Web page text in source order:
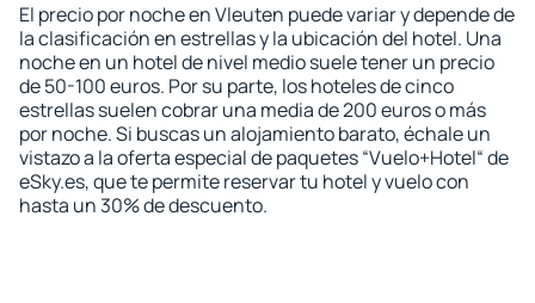
El precio por noche en Vleuten puede variar y depende de
la clasificación en estrellas y la ubicación del hotel. Una
noche en un hotel de nivel medio suele tener un precio
de 50-100 euros. Por su parte, los hoteles de cinco
estrellas suelen cobrar una media de 200 euros o más
por noche. Si buscas un alojamiento barato, échale un
vistazo a la oferta especial de paquetes “Vuelo+Hotel“ de
eSky.es, que te permite reservar tu hotel y vuelo con
hasta un 30% de descuento.